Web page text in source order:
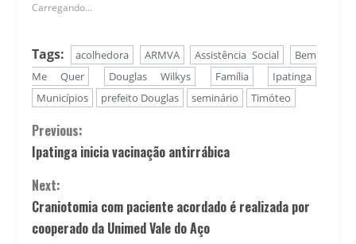
Carregando...
Tags: acolhedora ARMVA Assistência Social
Bem
Me Quer
Douglas Wilkys Família
Ipatinga
Municípios
prefeito Douglas seminário Timóteo
Previous:
Ipatinga inicia vacinação antirrábica
Next:
Craniotomia com paciente acordado é realizada por
cooperado da Unimed Vale do Aço